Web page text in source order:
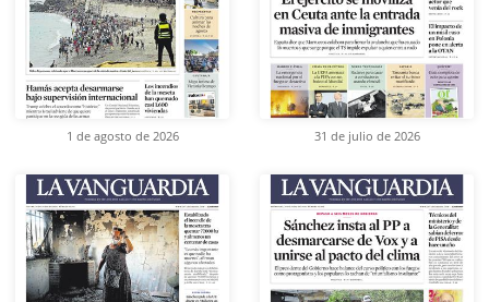
1 de agosto de 2026 31 de julio de 2026